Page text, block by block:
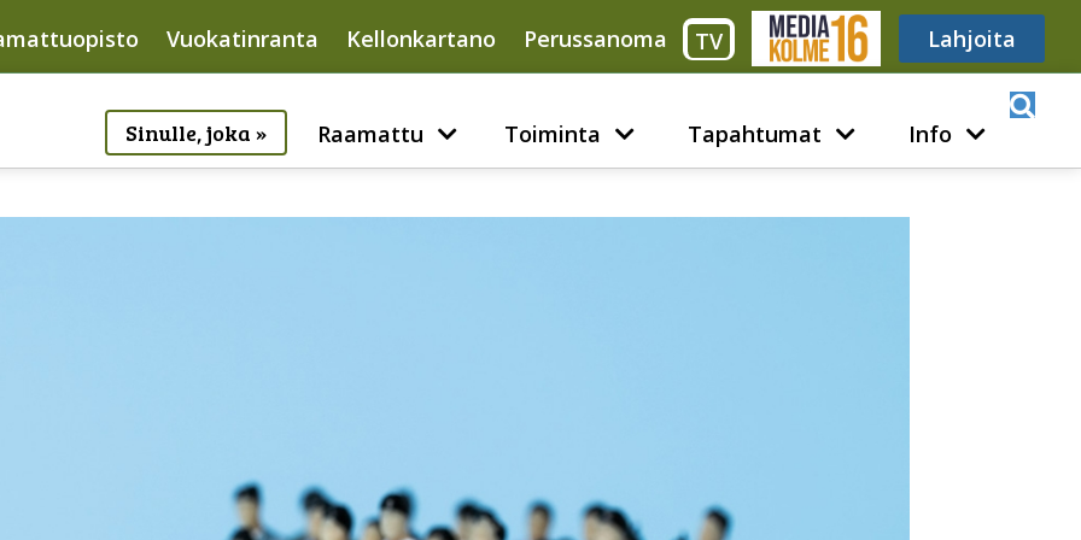
Vuokatinranta Kellonkartano Perussanoma TV Media316 Lahjoita
Sinulle, joka » Raamattu Toiminta Tapahtumat Info